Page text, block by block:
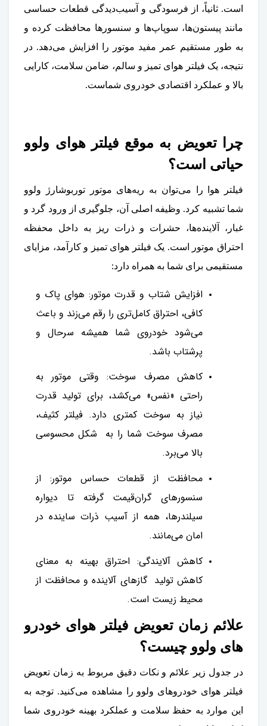
است. ثانیاً، از فرسودگی و آسیب‌دیدگی قطعات حساسی
مانند پیستون‌ها، سوپاپ‌ها و سنسورها محافظت کرده و
به طور مستقیم عمر مفید موتور را افزایش می‌دهد. در
نتیجه، یک فیلتر هوای تمیز و سالم، ضامن سلامت، کارایی
بالا و عملکرد اقتصادی خودروی شماست.
چرا تعویض به موقع فیلتر هوای ولوو
حیاتی است؟
فیلتر هوا را می‌توان به ریه‌های موتور توربوشارژ ولوو
شما تشبیه کرد. وظیفه اصلی آن، جلوگیری از ورود گرد و
غبار، آلاینده‌ها، حشرات و ذرات ریز به داخل محفظه
احتراق موتور است. یک فیلتر هوای تمیز و کارآمد، مزایای
مستقیمی برای شما به همراه دارد:
افزایش شتاب و قدرت موتور: هوای پاک و
کافی، احتراق کامل‌تری را رقم می‌زند و باعث
می‌شود خودروی شما همیشه سرحال و
پرشتاب باشد.
کاهش مصرف سوخت: وقتی موتور به
راحتی «نفس» می‌کشد، برای تولید قدرت
نیاز به سوخت کمتری دارد. فیلتر کثیف،
مصرف سوخت شما را به شکل محسوسی
بالا می‌برد.
محافظت از قطعات حساس موتور: از
سنسورهای گران‌قیمت گرفته تا دیواره
سیلندرها، همه از آسیب ذرات ساینده در
امان می‌مانند.
کاهش آلایندگی: احتراق بهینه به معنای
کاهش تولید گازهای آلاینده و محافظت از
محیط زیست است.
علائم زمان تعویض فیلتر هوای خودرو
های ولوو چیست؟
در جدول زیر علائم و نکات دقیق مربوط به زمان تعویض
فیلتر هوای خودروهای ولوو را مشاهده می‌کنید. توجه به
این موارد به حفظ سلامت و عملکرد بهینه خودروی شما